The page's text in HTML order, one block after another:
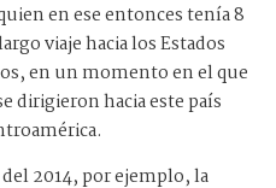
en ese entonces tenía 8
viaje hacia los Estados
en un momento en el que
dirigieron hacia este país
2014, por ejemplo, la